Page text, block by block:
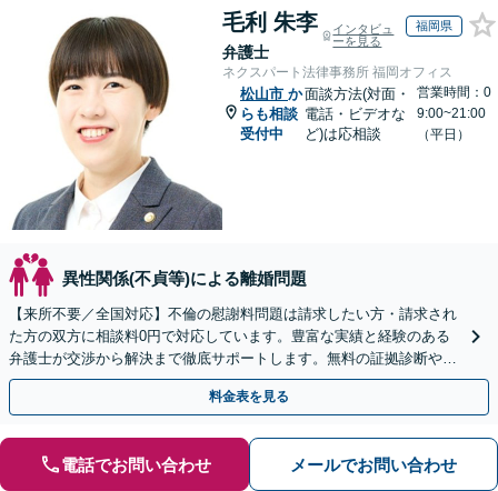
毛利 朱李
弁護士
インタビュ
ーを見る
福岡県
ネクスパート法律事務所 福岡オフィス
松山市 か
らも相談
受付中
面談方法(対面・
電話・ビデオな
ど)は応相談
営業時間：0
9:00~21:00
（平日）
異性関係(不貞等)による離婚問題
【来所不要／全国対応】不倫の慰謝料問題は請求したい方・請求され
た方の双方に相談料0円で対応しています。豊富な実績と経験のある
弁護士が交渉から解決まで徹底サポートします。無料の証拠診断や着
手金の返還保証もありますので安心してご相談ください。
料金表を見る
電話でお問い合わせ メールでお問い合わせ